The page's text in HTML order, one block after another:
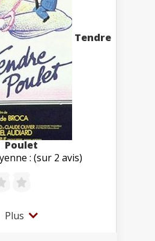
Tendre
Poulet
: (sur 2 avis)
Plus